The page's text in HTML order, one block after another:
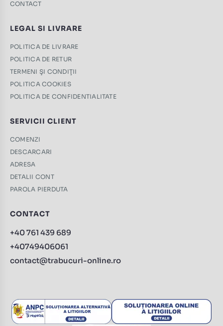
CONTACT
LEGAL SI LIVRARE
POLITICA DE LIVRARE
POLITICA DE RETUR
TERMENI ŞI CONDIŢII
POLITICA COOKIES
POLITICA DE CONFIDENTIALITATE
SERVICII CLIENT
COMENZI
DESCARCARI
ADRESA
DETALII CONT
PAROLA PIERDUTA
CONTACT
+40 761 439 689
+40749406061
contact@trabucuri-online.ro